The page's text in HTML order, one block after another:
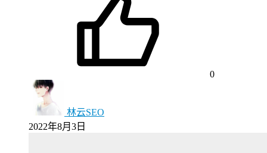
0
林云SEO
2022年8月3日